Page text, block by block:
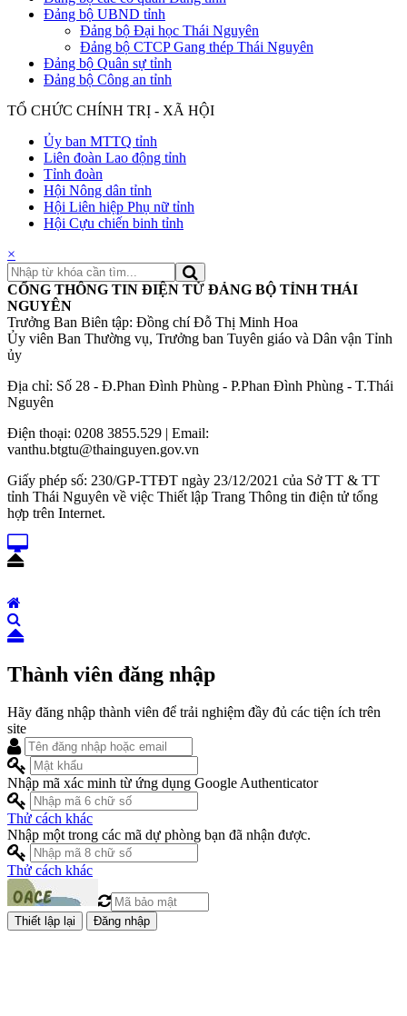
Đảng bộ UBND tỉnh
Đảng bộ Đại học Thái Nguyên
Đảng bộ CTCP Gang thép Thái Nguyên
Đảng bộ Quân sự tỉnh
Đảng bộ Công an tỉnh
TỔ CHỨC CHÍNH TRỊ - XÃ HỘI
Ủy ban MTTQ tỉnh
Liên đoàn Lao động tỉnh
Tỉnh đoàn
Hội Nông dân tỉnh
Hội Liên hiệp Phụ nữ tỉnh
Hội Cựu chiến binh tỉnh
×
CỔNG THÔNG TIN ĐIỆN TỬ ĐẢNG BỘ TỈNH THÁI
NGUYÊN
Trưởng Ban Biên tập: Đồng chí Đỗ Thị Minh Hoa
Ủy viên Ban Thường vụ, Trưởng ban Tuyên giáo và Dân vận Tỉnh
ủy
Địa chỉ: Số 28 - Đ.Phan Đình Phùng - P.Phan Đình Phùng - T.Thái
Nguyên
Điện thoại: 0208 3855.529 | Email:
vanthu.btgtu@thainguyen.gov.vn
Giấy phép số: 230/GP-TTĐT ngày 23/12/2021 của Sở TT & TT
tỉnh Thái Nguyên về việc Thiết lập Trang Thông tin điện tử tổng
hợp trên Internet.
Thành viên đăng nhập
Hãy đăng nhập thành viên để trải nghiệm đầy đủ các tiện ích trên
site
Nhập mã xác minh từ ứng dụng Google Authenticator
Thử cách khác
Nhập một trong các mã dự phòng bạn đã nhận được.
Thử cách khác
Đăng nhập